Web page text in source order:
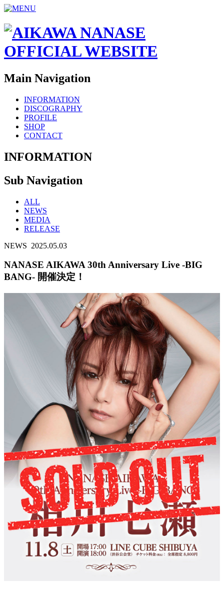
Main Navigation
INFORMATION
DISCOGRAPHY
PROFILE
SHOP
CONTACT
INFORMATION
Sub Navigation
ALL
NEWS
MEDIA
RELEASE
NEWS 2025.05.03
NANASE AIKAWA 30th Anniversary Live -BIG
BANG- 開催決定！